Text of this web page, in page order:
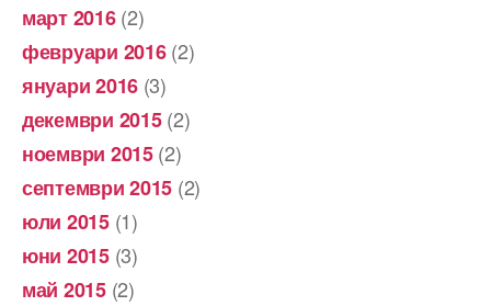
март 2016(2)
февруари 2016(2)
януари 2016 (3)
декември 2015(2)
ноември 2015(2)
септември 2015 (2)
юли 2015(1)
юни 2015(3)
май 2015(2)